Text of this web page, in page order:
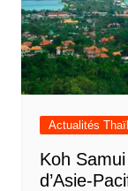
Actualités
Koh
d’Asie-